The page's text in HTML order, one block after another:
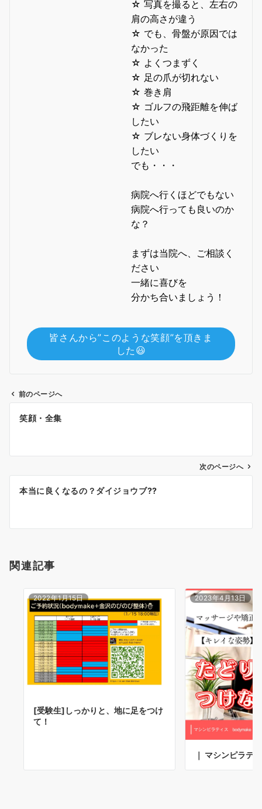
☆ 写真を撮ると、左右の
肩の高さが違う
☆ でも、骨盤が原因では
なかった
☆ よくつまずく
☆ 足の爪が切れない
☆ 巻き肩
☆ ゴルフの飛距離を伸ば
したい
☆ ブレない身体づくりを
したい
でも・・・
病院へ行くほどでもない
病院へ行っても良いのか
な？
まずは当院へ、ご相談く
ださい
一緒に喜びを
分かち合いましょう！
皆さんから”このような笑顔”を頂きま
した😃
ン
前のページへ
笑顔・全集
次のページへ
本当に良くなるの？ダイジョウブ??
関連記事
2022年1月15日
[受験生]しっかりと、地に足をつけ
て！
2023年4月13日
｜ マシンピラテ